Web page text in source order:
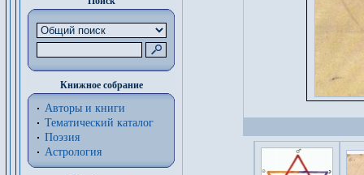
Книжное собрание
Авторы и книги
Тематический каталог
Поэзия
Астрология